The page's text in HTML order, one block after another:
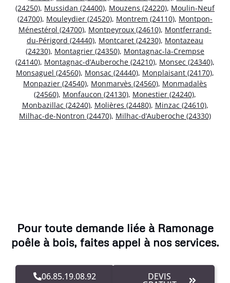
(24250), Mussidan (24400), Mouzens (24220), Moulin-Neuf
(24700), Mouleydier (24520), Montrem (24110), Montpon-
Ménestérol (24700), Montpeyroux (24610), Montferrand-
du-Périgord (24440), Montcaret (24230), Montazeau
(24230), Montagrier (24350), Montagnac-la-Crempse
(24140), Montagnac-d’Auberoche (24210), Monsec (24340),
Monsaguel (24560), Monsac (24440), Monplaisant (24170),
Monpazier (24540), Monmarvès (24560), Monmadalès
(24560), Monfaucon (24130), Monestier (24240),
Monbazillac (24240), Molières (24480), Minzac (24610),
Milhac-de-Nontron (24470), Milhac-d’Auberoche (24330)
Pour toute demande liée à Ramonage
poêle à bois, faites appel à nos services.
06.85.19.08.92 DEVIS